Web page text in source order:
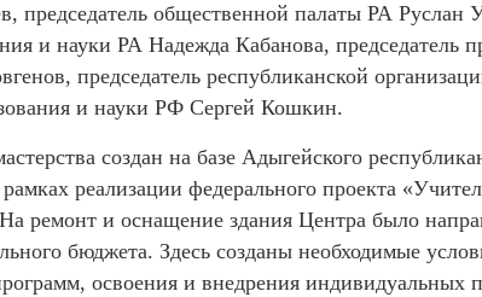
председатель общественной палаты РА Руслан
и науки РА Надежда Кабанова, председатель
председатель республиканской
и науки РФ Сергей Кошкин.
создан на базе Адыгейского
реализации федерального проекта
ремонт и оснащение здания Центра было
бюджета. Здесь созданы необходимые
освоения и внедрения индивидуальных